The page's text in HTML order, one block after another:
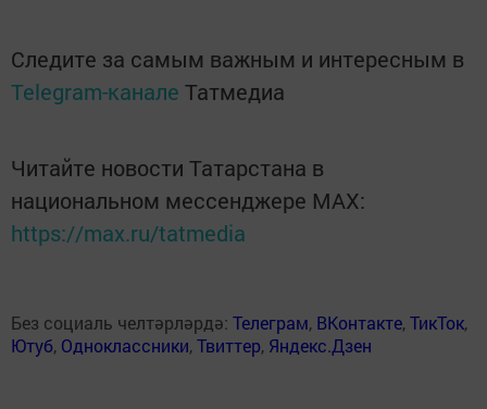
Следите за самым важным и интересным в
Telegram-канале Татмедиа
Читайте новости Татарстана в
национальном мессенджере MАХ:
https://max.ru/tatmedia
Без социаль челтәрләрдә: Телеграм, ВКонтакте,ТикТок,
Ютуб, Одноклассники,Твиттер, Яндекс.Дзен